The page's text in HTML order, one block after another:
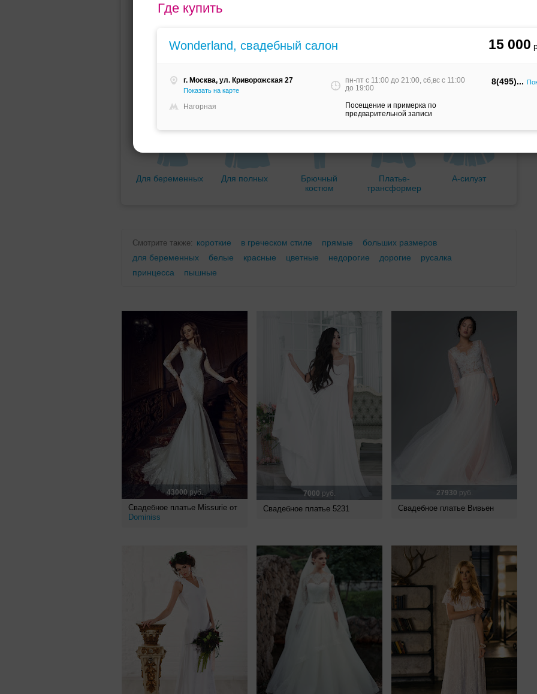
Где купить
Wonderland, свадебный салон 15 000
г. Москва, ул. Криворожская 27
Показать на карте
Нагорная
пн-пт c 11:00 до 21:00, сб,вс c 11:00
до 19:00
Посещение и примерка по
предварительной записи
8(495)
Для беременных Для полных
Брючный
костюм
Платье-
трансформер
А-силуэт
Смотрите также: короткие в греческом стиле прямые
больших размеров
для беременных
белые красные цветные недорогие дорогие
русалка
принцесса
пышные
43000руб.
Свадебное платье Missurie от
Dominiss
7000 руб.
Свадебное платье 5231
27930 руб.
Свадебное платье Вивьен